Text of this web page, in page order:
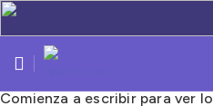
Comienza a escribir para ver